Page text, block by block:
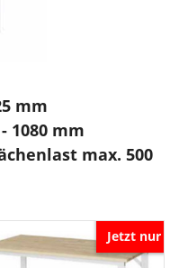
mm
1080 mm
max. 500
Jetzt nur